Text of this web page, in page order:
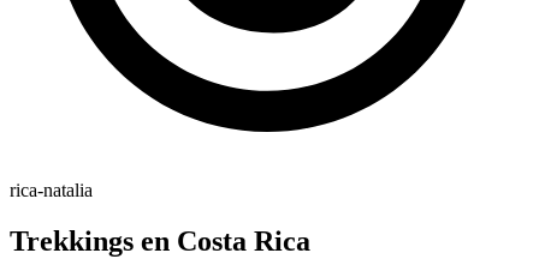
rica-natalia
Trekkings en Costa Rica